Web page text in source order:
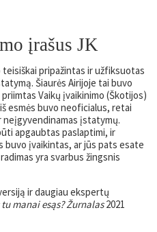
įrašus JK
teisiškai pripažintas ir užfiksuotas
Šiaurės Airijoje tai buvo
priimtas Vaikų įvaikinimo (Škotijos)
esmės buvo neoficialus, retai
neįgyvendinamas įstatymų.
apgaubtas paslaptimi, ir
buvo įvaikintas, ar jūs pats esate
yra svarbus žingsnis
ir daugiau ekspertų
tu manai esąs? Žurnalas2021